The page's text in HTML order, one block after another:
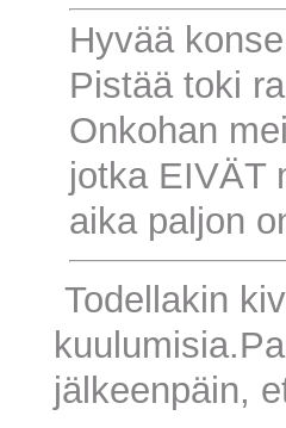
Hyvää
Pistää toki
Onkohan
jotka EIVÄT
aika paljon
Todellakin
jälkeenpäin,